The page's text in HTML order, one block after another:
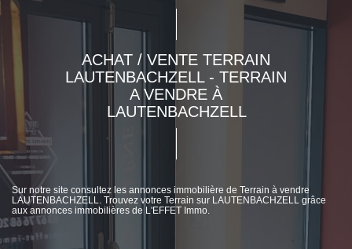
ACHAT / VENTE TERRAIN
LAUTENBACHZELL - TERRAIN
A VENDRE À
LAUTENBACHZELL
Sur notre site consultez les annonces immobilière de Terrain à vendre
LAUTENBACHZELL. Trouvez votre Terrain sur LAUTENBACHZELL grâce
aux annonces immobilières de L'EFFET Immo.